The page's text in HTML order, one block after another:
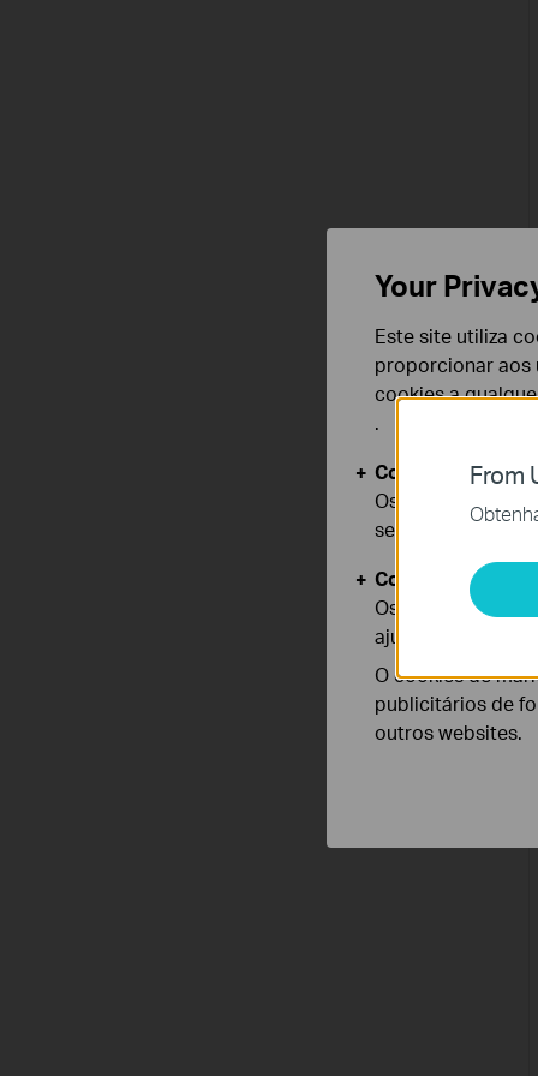
From
Your
Este site utiliza
proporcionar aos
cookies a
.
Cookies Básicos
Os cookies são
seus sistemas.
Cookies de
Os cookies de
ajustar a
O cookies de
publicitários de
outros websites.